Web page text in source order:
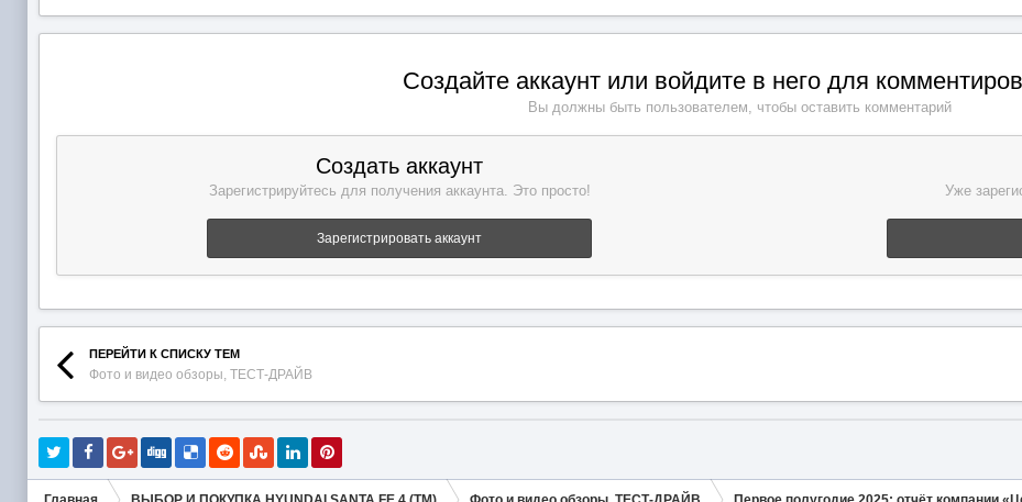
Создайте аккаунт или войдите в него для
Вы должны быть пользователем, чтобы оставить комментарий
Создать аккаунт
Зарегистрируйтесь для получения аккаунта. Это просто!
Зарегистрировать аккаунт
Уже
ПЕРЕЙТИ К СПИСКУ ТЕМ
Фото и видео обзоры, ТЕСТ-ДРАЙВ